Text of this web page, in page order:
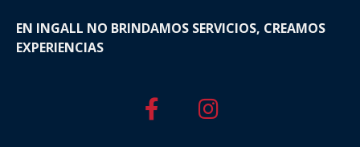
EN INGALL NO BRINDAMOS SERVICIOS, CREAMOS
EXPERIENCIAS